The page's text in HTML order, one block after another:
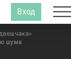
Вход
шума